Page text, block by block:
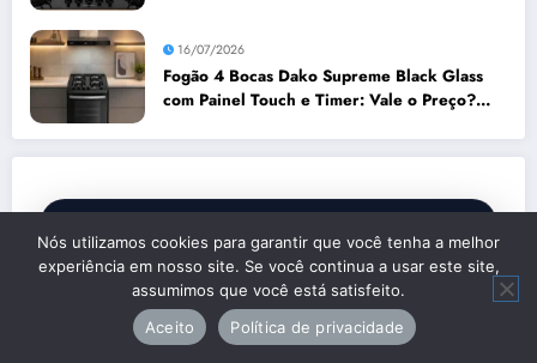
16/07/2026
Fogão 4 Bocas Dako Supreme Black Glass
com Painel Touch e Timer: Vale o Preço?
ACESSO EXCLUSIVO
Grupo de Ofertas de
Cozinha
Nós utilizamos cookies para garantir que você tenha a melhor
experiência em nosso site. Se você continua a usar este site,
assumimos que você está satisfeito.
Aceito
Política de privacidade